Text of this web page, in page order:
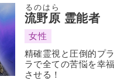
流野原
るのはら
霊能者
女性
精確霊視と圧倒的プ
ラで全ての苦悩を幸
させる！